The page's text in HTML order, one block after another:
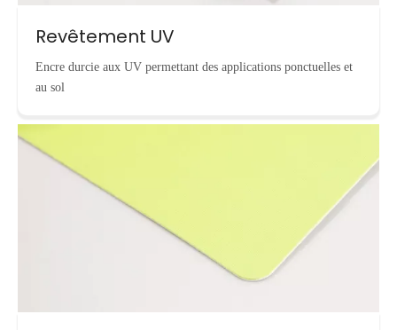
Revêtement UV
Encre durcie aux UV permettant des applications ponctuelles et
au sol